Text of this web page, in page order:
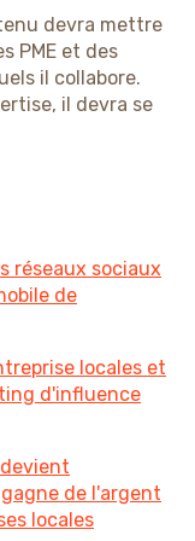
devra mettre
PME et des
il collabore.
il devra se
réseaux sociaux
de
locales et
d'influence
de l'argent
locales